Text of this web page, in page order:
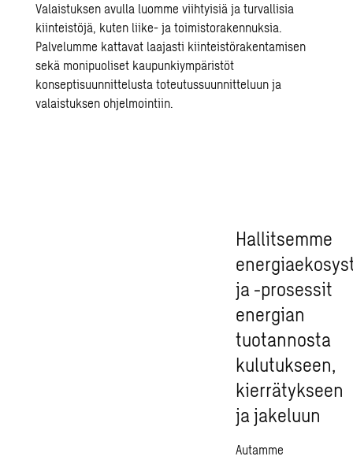
Valaistuksen avulla luomme viihtyisiäja turvallisia
kiinteistöjä, kuten liike- ja toimistorakennuksia.
Palvelumme kattavat laajasti kiinteistörakentamisen
sekä monipuoliset kaupunkiympäristöt
konseptisuunnittelusta toteutussuunnitteluun ja
valaistuksen ohjelmointiin.
Hallitsemme
ja -prosessit
energian
tuotannosta
kulutukseen,
kierrätykseen
ja jakeluun
Autamme